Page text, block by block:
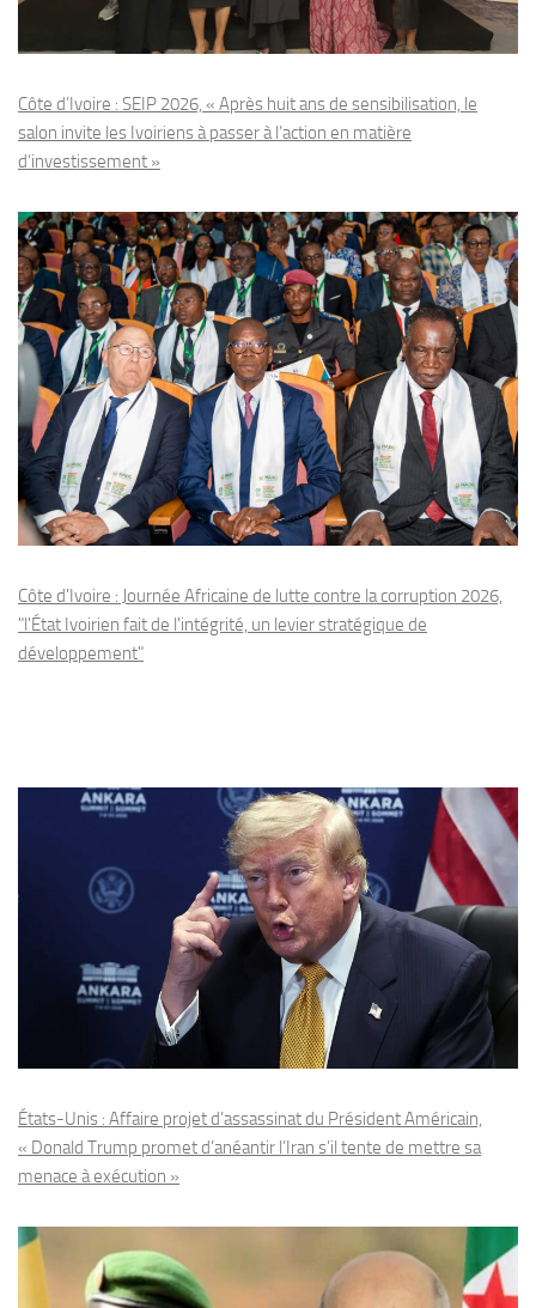
Côte d’Ivoire : SEIP 2026, « Après huit ans de sensibilisation, le
salon invite les Ivoiriens à passer à l’action en matière
d’investissement »
Côte d'Ivoire : Journée Africaine de lutte contre la corruption 2026,
"l'État Ivoirien fait de l'intégrité, un levier stratégique de
développement"
États-Unis : Affaire projet d’assassinat du Président Américain,
« Donald Trump promet d’anéantir l’Iran s’il tente de mettre sa
menace à exécution »